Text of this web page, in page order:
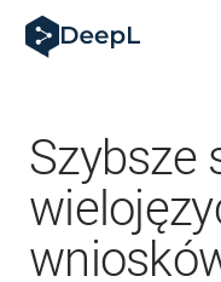
DeepL dla agentów AI
Translation Flow w
Jak zrozumieć
Jak tworzymy system
Od tłumaczeń po
Building an instantly
Szybsze